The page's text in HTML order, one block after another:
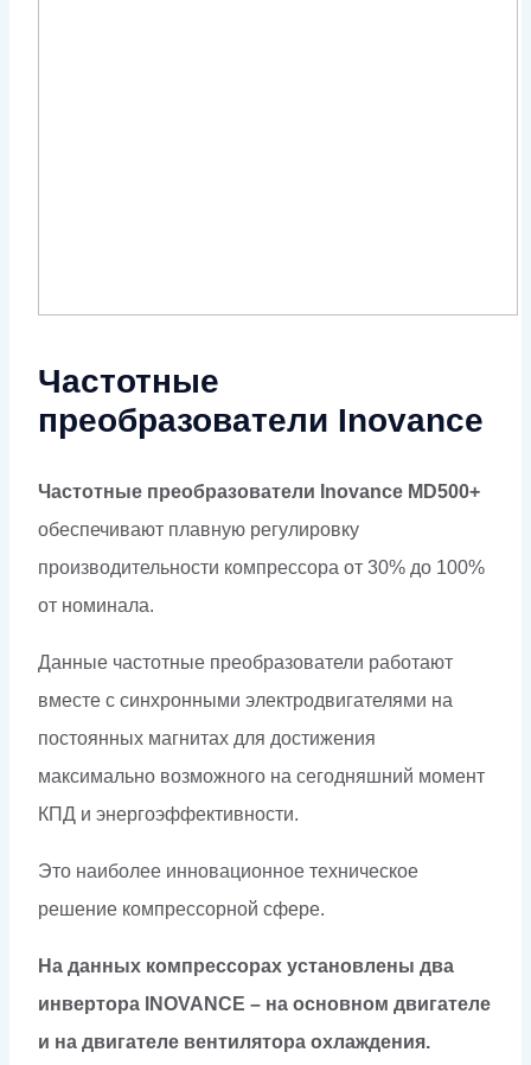
Частотные
преобразователи Inovance
Частотные преобразователи Inovance MD500+
обеспечивают плавную регулировку
производительности компрессора от 30% до 100%
от номинала.
Данные частотные преобразователи работают
вместе с синхронными электродвигателями на
постоянных магнитах для достижения
максимально возможного на сегодняшний момент
КПД и энергоэффективности.
Это наиболее инновационное техническое
решение компрессорной сфере.
На данных компрессорах установлены два
инвертора INOVANCE – на основном двигателе
и на двигателе вентилятора охлаждения.